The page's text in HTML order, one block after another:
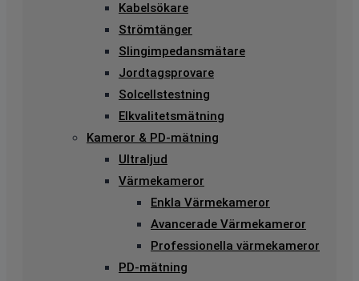
Kabelsökare
Strömtänger
Slingimpedansmätare
Jordtagsprovare
Solcellstestning
Elkvalitetsmätning
Kameror & PD-mätning
Ultraljud
Värmekameror
Enkla Värmekameror
Avancerade Värmekameror
Professionella värmekameror
PD-mätning